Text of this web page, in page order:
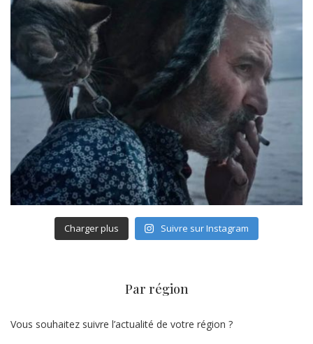
Charger plus Suivre sur Instagram
Par région
Vous souhaitez suivre l’actualité de votre région ?